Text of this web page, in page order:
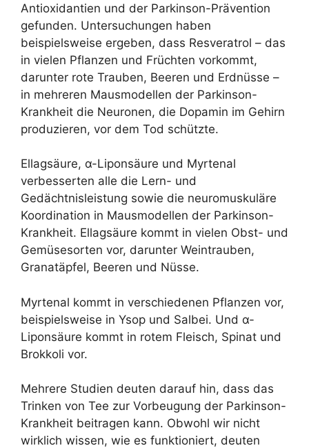
Antioxidantien und der Parkinson-Prävention
gefunden. Untersuchungen haben
beispielsweise ergeben, dass Resveratrol – das
in vielen Pflanzen und Früchten vorkommt,
darunter rote Trauben, Beeren und Erdnüsse –
in mehreren Mausmodellen der Parkinson-
Krankheit die Neuronen, die Dopamin im Gehirn
produzieren, vor dem Tod schützte.
Ellagsäure, α-Liponsäure und Myrtenal
verbesserten alle die Lern- und
Gedächtnisleistung sowie die neuromuskuläre
Koordination in Mausmodellen der Parkinson-
Krankheit. Ellagsäure kommt in vielen Obst- und
Gemüsesorten vor, darunter Weintrauben,
Granatäpfel, Beeren und Nüsse.
Myrtenal kommt in verschiedenen Pflanzen vor,
beispielsweise in Ysop und Salbei. Und α-
Liponsäure kommt in rotem Fleisch, Spinat und
Brokkoli vor.
Mehrere Studien deuten darauf hin, dass das
Trinken von Tee zur Vorbeugung der Parkinson-
Krankheit beitragen kann. Obwohl wir nicht
wirklich wissen, wie es funktioniert, deuten